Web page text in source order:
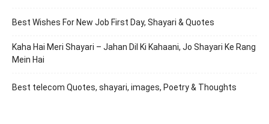
Best Wishes For New Job First Day, Shayari & Quotes
Kaha Hai Meri Shayari – Jahan Dil Ki Kahaani, Jo Shayari Ke Rang
Mein Hai
Best telecom Quotes, shayari, images, Poetry & Thoughts